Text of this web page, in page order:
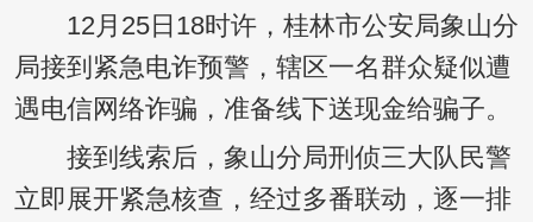
12月25日18时许，桂林市公安局象山分
局接到紧急电诈预警，辖区一名群众疑似遭
遇电信网络诈骗，准备线下送现金给骗子。
接到线索后，象山分局刑侦三大队民警
立即展开紧急核查，经过多番联动，逐一排